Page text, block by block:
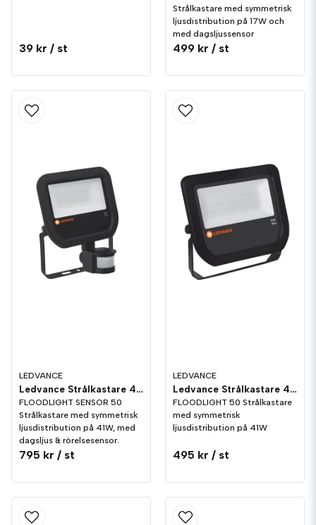
39 kr / st
Strålkastare med symmetrisk
ljusdistribution på 17W och
med dagsljussensor
499 kr / st
LEDVANCE
Ledvance Strålkastare 41W/830 Sensor
FLOODLIGHT SENSOR 50
Strålkastare med symmetrisk
ljusdistribution på 41W, med
dagsljus & rörelsesensor.
795 kr / st
LEDVANCE
Ledvance Strålkastare 41W/830
FLOODLIGHT 50 Strålkastare
med symmetrisk
ljusdistribution på 41W
495 kr / st